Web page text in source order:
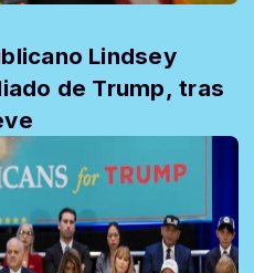
Lindsey
de Trump, tras